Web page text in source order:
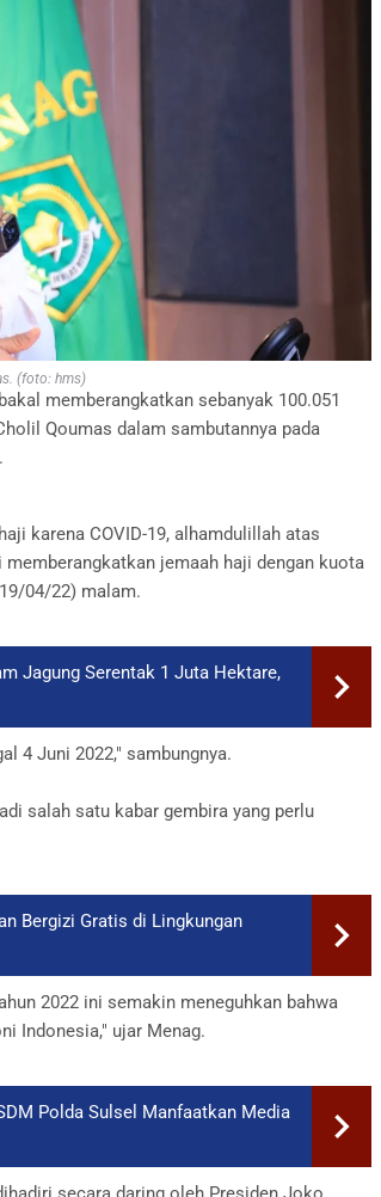
(foto: hms)
memberangkatkan sebanyak 100.051
Qoumas dalam sambutannya pada
karena COVID-19, alhamdulillah atas
jemaah haji dengan kuota
04/22) malam.
Jagung Serentak 1 Juta Hektare,
4 Juni 2022," sambungnya.
salah satu kabar gembira yang perlu
Bergizi Gratis di Lingkungan
2022 ini semakin meneguhkan bahwa
Indonesia," ujar Menag.
Polda Sulsel Manfaatkan Media